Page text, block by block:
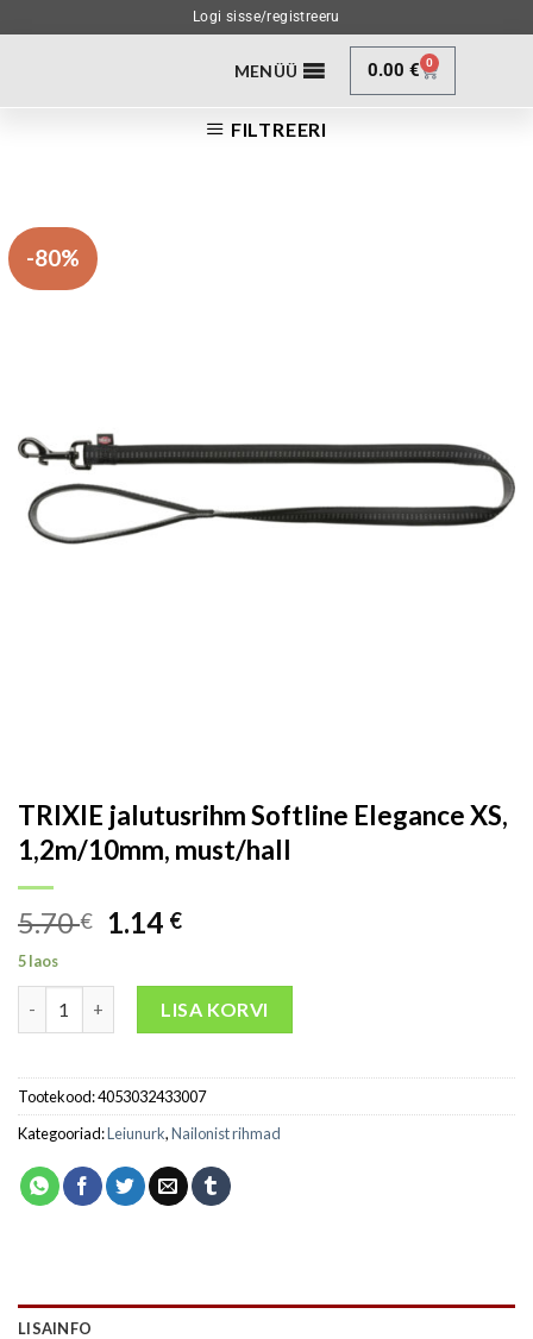
Logi sisse/registreeru
MENÜÜ 0.00€ 0
FILTREERI
-80%
TRIXIE jalutusrihm Softline Elegance XS,
1,2m/10mm, must/hall
5.70€ 1.14 €
5 laos
LISA KORVI
Tootekood:4053032433007
Kategooriad:Leiunurk,Nailonist rihmad
LISAINFO